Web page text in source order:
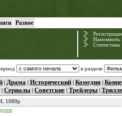
Разное
Напомнить
Статистика
в разделе
| Драма Исторический| Комедия|
Сериалы Советские Трейлеры
1080p